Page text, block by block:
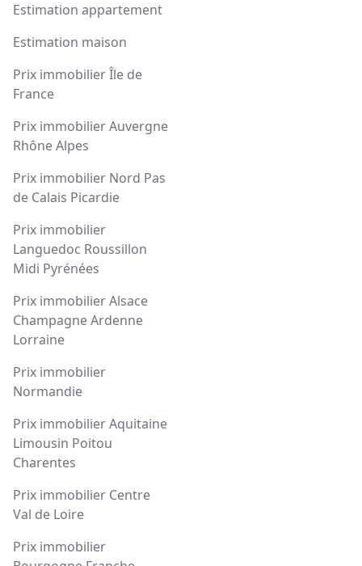
Estimation appartement
Estimation maison
Prix immobilier Île de
France
Prix immobilier Auvergne
Rhône Alpes
Prix immobilier Nord Pas
de Calais Picardie
Prix immobilier
Languedoc Roussillon
Midi Pyrénées
Prix immobilier Alsace
Champagne Ardenne
Lorraine
Prix immobilier
Normandie
Prix immobilier Aquitaine
Limousin Poitou
Charentes
Prix immobilier Centre
Val de Loire
Prix immobilier